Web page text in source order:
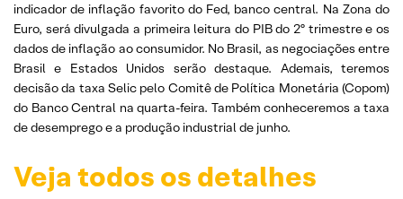
indicador de inflação favorito do Fed, banco central. Na Zona do
Euro, será divulgada a primeira leitura do PIB do 2º trimestre e os
dados de inflação ao consumidor. No Brasil, as negociações entre
Brasil e Estados Unidos serão destaque. Ademais, teremos
decisão da taxa Selic pelo Comitê de Política Monetária (Copom)
do Banco Central na quarta-feira. Também conheceremos a taxa
de desemprego e a produção industrial de junho.
Veja todos os detalhes